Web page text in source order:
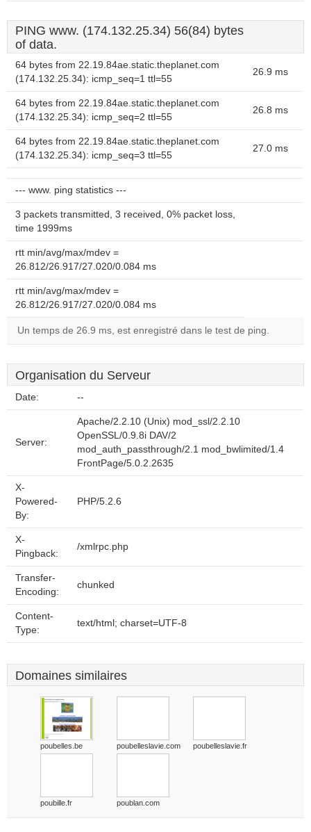
PING www. (174.132.25.34) 56(84) bytes
of data.
64 bytes from 22.19.84ae.static.theplanet.com
(174.132.25.34): icmp_seq=1 ttl=55
26.9 ms
64 bytes from 22.19.84ae.static.theplanet.com
(174.132.25.34): icmp_seq=2 ttl=55
26.8 ms
64 bytes from 22.19.84ae.static.theplanet.com
(174.132.25.34): icmp_seq=3 ttl=55
27.0 ms
--- www. ping statistics ---
3 packets transmitted, 3 received, 0% packet loss,
time 1999ms
rtt min/avg/max/mdev =
26.812/26.917/27.020/0.084 ms
rtt min/avg/max/mdev =
26.812/26.917/27.020/0.084 ms
Un temps de 26.9 ms, est enregistré dans le test de ping.
Organisation du Serveur
Date: --
Server:
Apache/2.2.10 (Unix) mod_ssl/2.2.10
OpenSSL/0.9.8i DAV/2
mod_auth_passthrough/2.1 mod_bwlimited/1.4
FrontPage/5.0.2.2635
X-
Powered-
By:
PHP/5.2.6
X-
Pingback:
/xmlrpc.php
Transfer-
Encoding:
chunked
Content-
Type:
text/html; charset=UTF-8
Domaines similaires
poubelles.be poubelleslavie.com poubelleslavie.fr
poubille.fr poublan.com